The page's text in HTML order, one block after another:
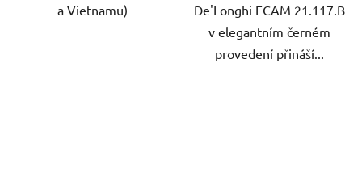
a Vietnamu)
De'Longhi ECAM 21.117.B
v elegantním černém
provedení přináší...